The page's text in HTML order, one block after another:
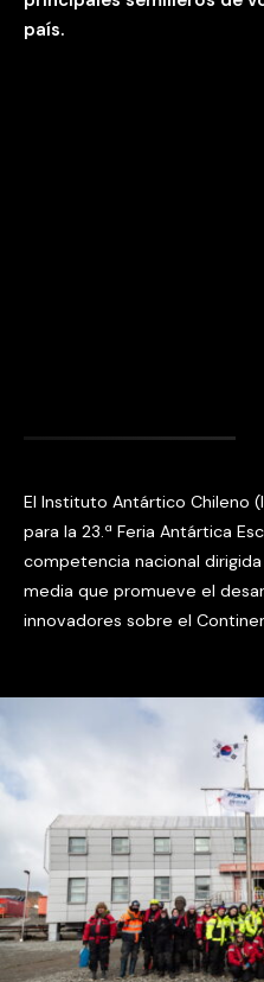
país.
El Instituto Antártico Chileno
para la 23.ª Feria Antártica
competencia nacional
media que promueve el
innovadores sobre el